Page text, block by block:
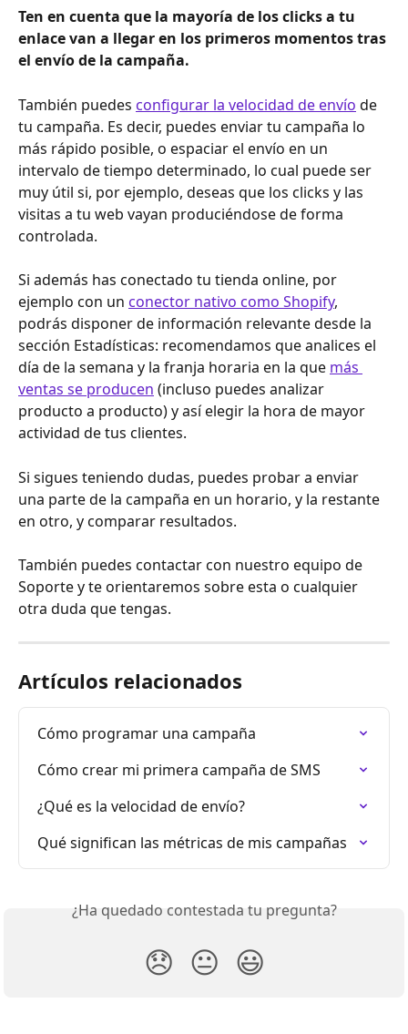
Ten en cuenta que la mayoría de los clicks a tu
enlace van a llegar en los primeros momentos tras
el envío de la campaña.
También puedes configurar la velocidad de envío de
tu campaña. Es decir, puedes enviar tu campaña lo
más rápido posible, o espaciar el envío en un
intervalo de tiempo determinado, lo cual puede ser
muy útil si, por ejemplo, deseas que los clicks y las
visitas a tu web vayan produciéndose de forma
controlada.
Si además has conectado tu tienda online, por
ejemplo con un conector nativo como Shopify,
podrás disponer de información relevante desde la
sección Estadísticas: recomendamos que analices el
día de la semana y la franja horaria en la que más
ventas se producen (incluso puedes analizar
producto a producto) y así elegir la hora de mayor
actividad de tus clientes.
Si sigues teniendo dudas, puedes probar a enviar
una parte de la campaña en un horario, y la restante
en otro, y comparar resultados.
También puedes contactar con nuestro equipo de
Soporte y te orientaremos sobre esta o cualquier
otra duda que tengas.
Artículos relacionados
Cómo programar una campaña
Cómo crear mi primera campaña de SMS
¿Qué es la velocidad de envío?
Qué significan las métricas de mis campañas
¿Ha quedado contestada tu pregunta?
😞 😐 😃